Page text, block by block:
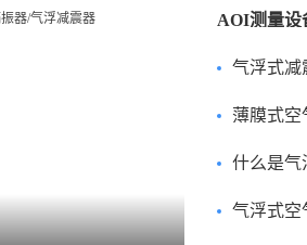
AOI测量设
气浮式减
薄膜式空
什么是
气浮式空气隔